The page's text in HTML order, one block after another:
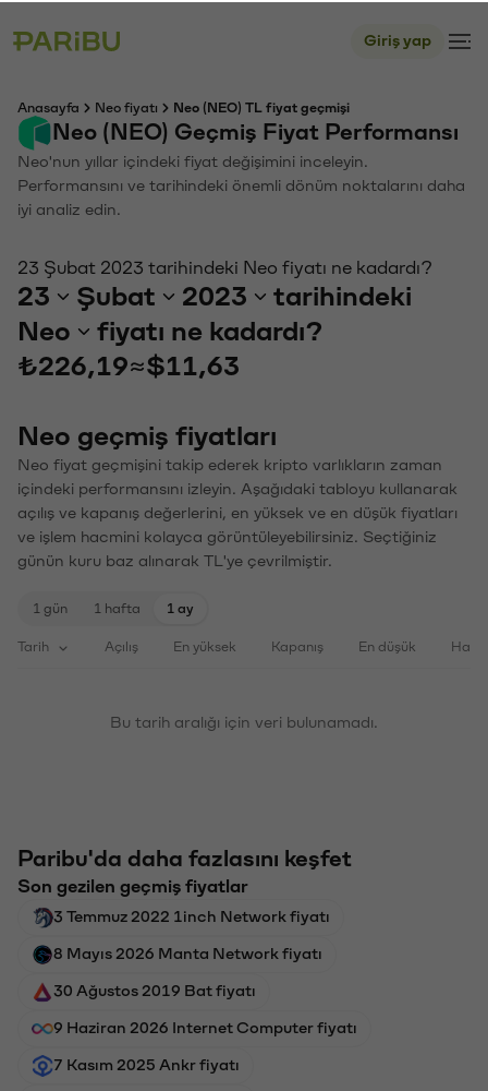
Giriş yap
Anasayfa Neo fiyatı Neo (NEO) TL fiyat geçmişi
Neo (NEO) Geçmiş Fiyat Performansı
Neo'nun yıllar içindeki fiyat değişimini inceleyin.
Performansını ve tarihindeki önemli dönüm noktalarını daha
iyi analiz edin.
23 Şubat 2023 tarihindeki Neo fiyatı ne kadardı?
23 Şubat 2023
tarihindeki
Neo
fiyatı ne kadardı?
₺226,19≈$11,63
Neo geçmiş fiyatları
Neo fiyat geçmişini takip ederek kripto varlıkların zaman
içindeki performansını izleyin. Aşağıdaki tabloyu kullanarak
açılış ve kapanış değerlerini, en yüksek ve en düşük fiyatları
ve işlem hacmini kolayca görüntüleyebilirsiniz. Seçtiğiniz
günün kuru baz alınarak TL'ye çevrilmiştir.
1 gün 1 hafta 1 ay
Tarih Açılış En yüksek Kapanış En düşük
Bu tarih aralığı için veri bulunamadı.
Paribu'da daha fazlasını keşfet
Son gezilen geçmiş fiyatlar
3 Temmuz 2022 1inch Network fiyatı
8 Mayıs 2026 Manta Network fiyatı
30 Ağustos 2019 Bat fiyatı
9 Haziran 2026 Internet Computer fiyatı
7 Kasım 2025 Ankr fiyatı